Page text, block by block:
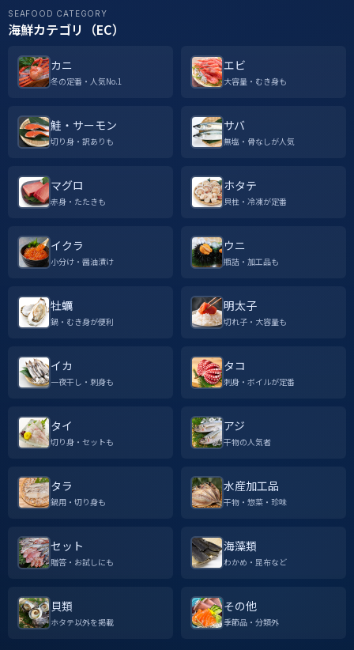
SEAFOOD CATEGORY
海鮮カテゴリ（EC）
カニ
冬の定番・人気No.1
エビ
大容量・むき身も
鮭・サーモン
切り身・訳ありも
サバ
無塩・骨なしが人気
マグロ
赤身・たたきも
ホタテ
貝柱・冷凍が定番
イクラ
小分け・醤油漬け
ウニ
瓶詰・加工品も
牡蠣
鍋・むき身が便利
明太子
切れ子・大容量も
イカ
一夜干し・刺身も
タコ
刺身・ボイルが定番
タイ
切り身・セットも
アジ
干物の人気者
タラ
鍋用・切り身も
水産加工品
干物・惣菜・珍味
セット
贈答・お試しにも
海藻類
わかめ・昆布など
貝類
ホタテ以外を掲載
その他
季節品・分類外